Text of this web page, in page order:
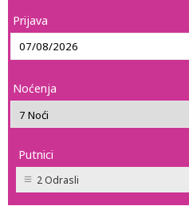
Prijava
Noćenja
Putnici
2 Odrasli